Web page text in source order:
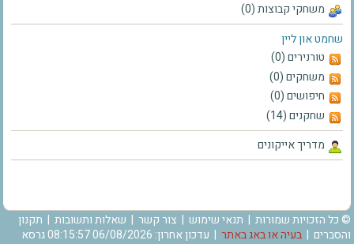
משחקי קבוצות (0)
שחמט און ליין
טורנירים (0)
משחקים (0)
חיפושים (0)
שחקנים (14)
מדריך אייקונים
© כל הזכויות שמורות | תנאי שימוש | צור קשר | שאלות ותשובות | תקנון
והסברים | בעיה או באג באתר
| עדכון אחרון: 06/08/2026 08:15:57 גרסא